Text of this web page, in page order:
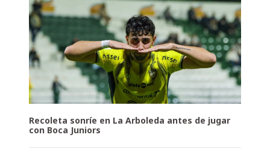
Recoleta sonríe en La Arboleda antes de jugar
con Boca Juniors